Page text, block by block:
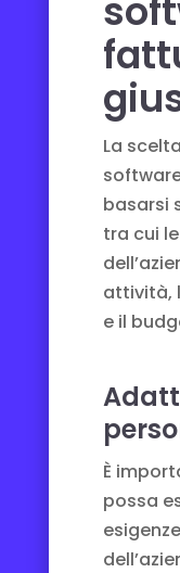
La
basarsi
tra cui
attività,
e il
È
possa